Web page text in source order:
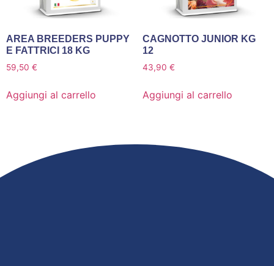
AREA BREEDERS PUPPY
E FATTRICI 18 KG
59,50 €
Aggiungi al carrello
CAGNOTTO JUNIOR KG
12
43,90 €
Aggiungi al carrello